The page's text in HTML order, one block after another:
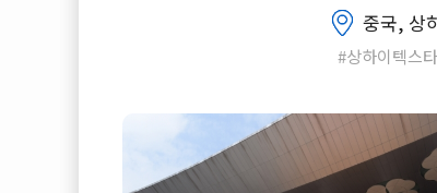
중국, 상
#상하이텍스